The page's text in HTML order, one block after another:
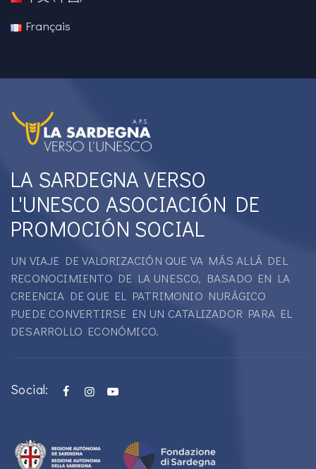
Français
LA SARDEGNA VERSO
L'UNESCO ASOCIACIÓN DE
PROMOCIÓN SOCIAL
UN VIAJE DE VALORIZACIÓN QUE VA MÁS ALLÁ DEL
RECONOCIMIENTO DE LA UNESCO, BASADO EN LA
CREENCIA DE QUE EL PATRIMONIO NURÁGICO
PUEDE CONVERTIRSE EN UN CATALIZADOR PARA EL
DESARROLLO ECONÓMICO.
Social: